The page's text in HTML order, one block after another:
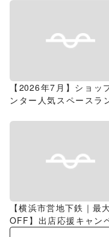
【2026年7月】ショッ
ンター人気スペースラ
【横浜市営地下鉄｜最
OFF】出店応援キャン
特集